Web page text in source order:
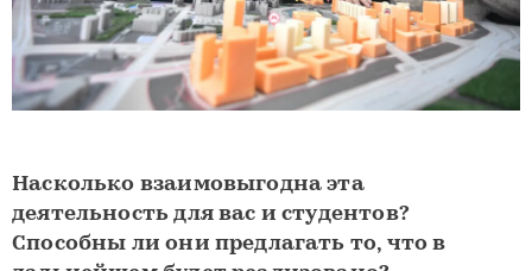
Насколько взаимовыгодна эта
деятельность для вас и студентов?
Способны ли они предлагать то, что в